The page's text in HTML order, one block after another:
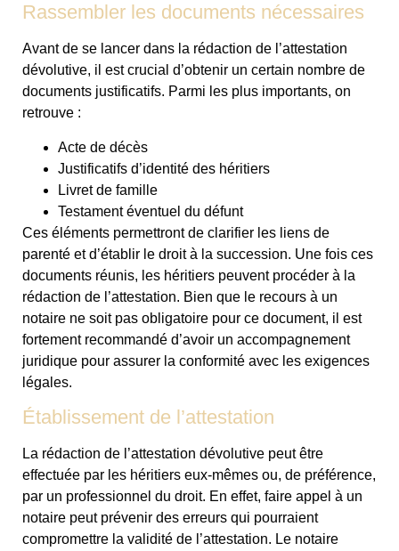
Rassembler les documents nécessaires
Avant de se lancer dans la rédaction de l’attestation
dévolutive, il est crucial d’obtenir un certain nombre de
documents justificatifs. Parmi les plus importants, on
retrouve :
Acte de décès
Justificatifs d’identité des héritiers
Livret de famille
Testament éventuel du défunt
Ces éléments permettront de clarifier les liens de
parenté et d’établir le droit à la succession. Une fois ces
documents réunis, les héritiers peuvent procéder à la
rédaction de l’attestation. Bien que le recours à un
notaire ne soit pas obligatoire pour ce document, il est
fortement recommandé d’avoir un accompagnement
juridique pour assurer la conformité avec les exigences
légales.
Établissement de l’attestation
La rédaction de l’attestation dévolutive peut être
effectuée par les héritiers eux-mêmes ou, de préférence,
par un professionnel du droit. En effet, faire appel à un
notaire peut prévenir des erreurs qui pourraient
compromettre la validité de l’attestation. Le notaire